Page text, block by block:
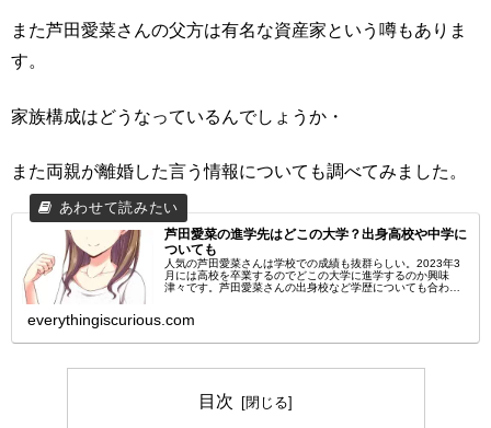
また芦田愛菜さんの父方は有名な資産家という噂もありま
す。
家族構成はどうなっているんでしょうか・
また両親が離婚した言う情報についても調べてみました。
芦田愛菜の進学先はどこの大学？出身高校や中学に
ついても
人気の芦田愛菜さんは学校での成績も抜群らしい。2023年3
月には高校を卒業するのでどこの大学に進学するのか興味
津々です。芦田愛菜さんの出身校など学歴についても合わせ
everythingiscurious.com
目次